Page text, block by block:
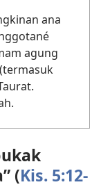
ana
agung
(Kis. 5:12-